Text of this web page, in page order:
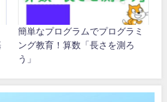
簡単なプログラムでプログラミ
ング教育！算数「長さを測ろ
う」